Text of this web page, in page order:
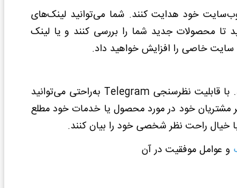
وب‌سایت خود هدایت کنند. شما می‌توانید لینک‌های
تا محصولات جدید شما را بررسی کنند و یا لینک
سایت خاصی را افزایش خواهید داد.
با قابلیت نظرسنجی
Telegram به‌راحتی می‌توانید
مشتریان خود در مورد محصول یا خدمات خود مطلع
خیال راحت نظر شخصی خود را بیان کنند.
و عوامل موفقیت در آن